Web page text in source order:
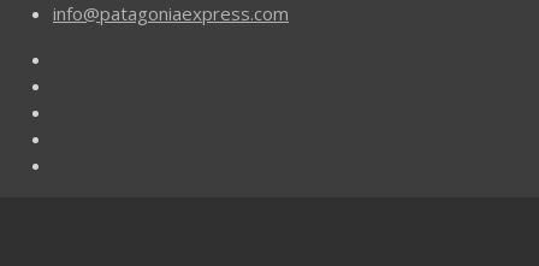
info@patagoniaexpress.com